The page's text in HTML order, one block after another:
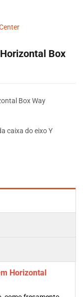
Box
Box Way
caixa do eixo Y
Horizontal